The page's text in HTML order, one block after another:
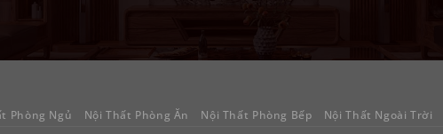
Phòng Ngủ Nội Thất Phòng Ăn Nội Thất Phòng Bếp Nội Thất Ngoài Trời